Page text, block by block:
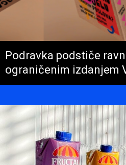
Podravka podstiče
ograničenim izdanjem